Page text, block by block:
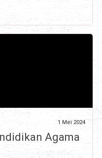
1 Mei 2024
Agama